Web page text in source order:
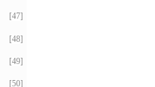
[47]
[48]
[49]
[50]